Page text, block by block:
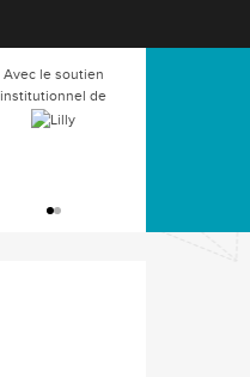
Avec le soutien
institutionnel de